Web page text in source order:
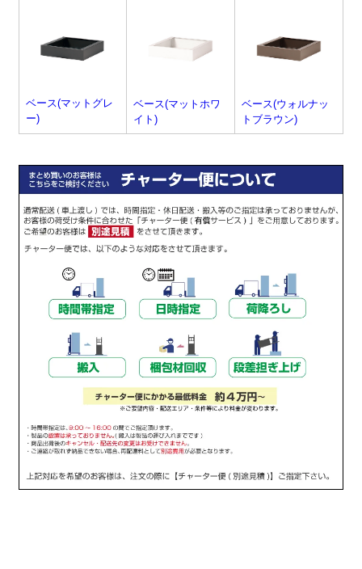
ベース(マットグレ
ー)
ベース(マットホワ
イト)
ベース(ウォルナッ
トブラウン)